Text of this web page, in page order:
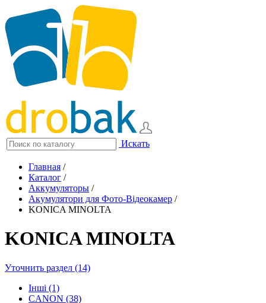
Искать
Главная /
Каталог /
Аккумуляторы /
Акумулятори для Фото-Відеокамер /
KONICA MINOLTA
KONICA MINOLTA
Уточнить раздел (14)
Інші (1)
CANON (38)